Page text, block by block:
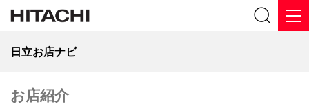
日立お店ナビ
お店紹介